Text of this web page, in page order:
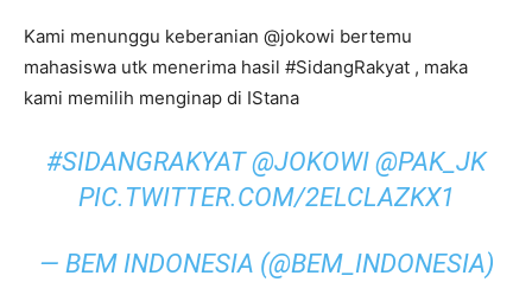
Kami menunggu keberanian @jokowi bertemu
mahasiswa utk menerima hasil #SidangRakyat , maka
kami memilih menginap di IStana
#SIDANGRAKYAT @JOKOWI @PAK_JK
PIC.TWITTER.COM/2ELCLAZKX1
— BEM INDONESIA (@BEM_INDONESIA)